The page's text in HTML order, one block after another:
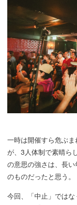
一時は開催すら危ぶ
が、3人体制で素晴ら
の意思の強さは、長
のものだったと思う。
今回、「中止」では